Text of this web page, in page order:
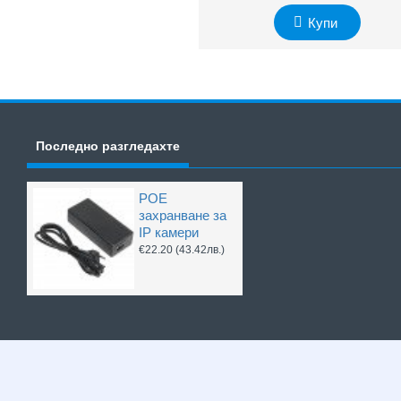
Купи
Последно разгледахте
POE
захранване за
IP камери
€22.20(43.42лв.)